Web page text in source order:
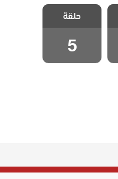
مسلسل مد وجزر
مدبلج الحلقة 5
حلقة
5